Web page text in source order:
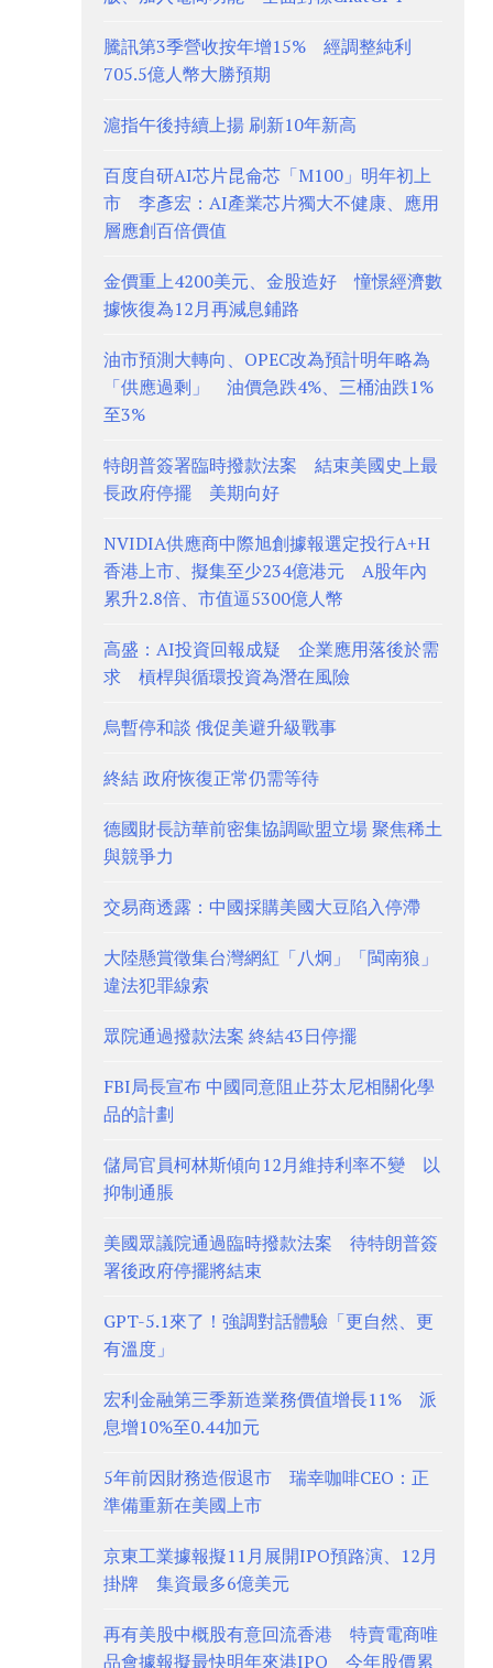
騰訊第3季營收按年增15% 經調整純利
705.5億人幣大勝預期
滬指午後持續上揚 刷新10年新高
百度自研AI芯片昆侖芯「M100」明年初上
市 李彥宏：AI產業芯片獨大不健康、應用
層應創百倍價值
金價重上4200美元、金股造好 憧憬經濟數
據恢復為12月再減息鋪路
油市預測大轉向、OPEC改為預計明年略為
「供應過剩」 油價急跌4%、三桶油跌1%
至3%
特朗普簽署臨時撥款法案 結束美國史上最
長政府停擺 美期向好
NVIDIA供應商中際旭創據報選定投行A+H
香港上市、擬集至少234億港元 A股年內
累升2.8倍、市值逼5300億人幣
高盛：AI投資回報成疑 企業應用落後於需
求 槓桿與循環投資為潛在風險
烏暫停和談 俄促美避升級戰事
終結 政府恢復正常仍需等待
德國財長訪華前密集協調歐盟立場 聚焦稀土
與競爭力
交易商透露：中國採購美國大豆陷入停滯
大陸懸賞徵集台灣網紅「八炯」「閩南狼」
違法犯罪線索
眾院通過撥款法案 終結43日停擺
FBI局長宣布 中國同意阻止芬太尼相關化學
品的計劃
儲局官員柯林斯傾向12月維持利率不變 以
抑制通脹
美國眾議院通過臨時撥款法案 待特朗普簽
署後政府停擺將結束
GPT-5.1來了！強調對話體驗「更自然、更
有溫度」
宏利金融第三季新造業務價值增長11% 派
息增10%至0.44加元
5年前因財務造假退市 瑞幸咖啡CEO：正
準備重新在美國上市
京東工業據報擬11月展開IPO預路演、12月
掛牌 集資最多6億美元
再有美股中概股有意回流香港 特賣電商唯
品會據報擬最快明年來港IPO 今年股價累